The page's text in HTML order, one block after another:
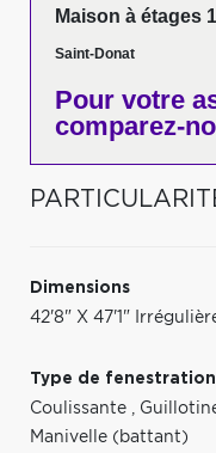
Maison à étages
Saint-Donat
Pour votre
comparez-
Dimensions
42'8" X 47'1"
Type de fenestration
Coulissante ,
Manivelle (battant)